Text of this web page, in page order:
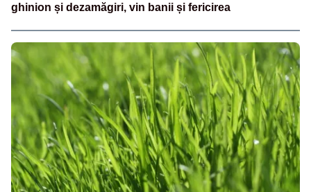
ghinion și dezamăgiri, vin banii și fericirea